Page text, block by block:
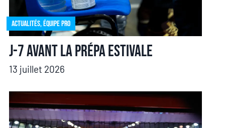
Actualités,Équipe pro
J-7 avant la prépa estivale
13 juillet 2026